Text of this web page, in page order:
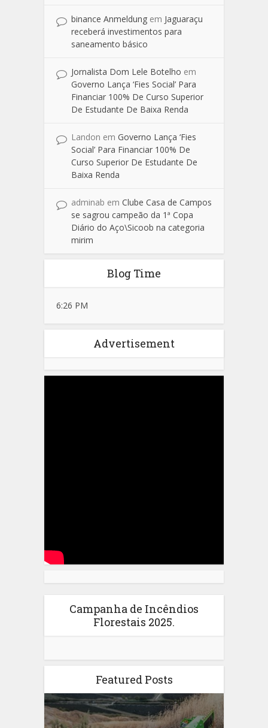
binance Anmeldung em Jaguaraçu
receberá investimentos para
saneamento básico
Jornalista Dom Lele Botelho em
Governo Lança ‘Fies Social’ Para
Financiar 100% De Curso Superior
De Estudante De Baixa Renda
Landon em Governo Lança ‘Fies
Social’ Para Financiar 100% De
Curso Superior De Estudante De
Baixa Renda
adminab em Clube Casa de Campos
se sagrou campeão da 1ª Copa
Diário do Aço\Sicoob na categoria
mirim
Blog Time
6:26 PM
Advertisement
Campanha de Incêndios
Florestais 2025.
Featured Posts